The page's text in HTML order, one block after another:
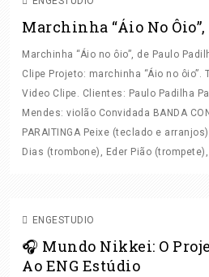
Marchinha “Áio No
Marchinha “Áio no ôio”, de Paulo
Clipe Projeto: marchinha “Áio no ôio”.
Video Clipe. Clientes: Paulo Padilha
Mendes: violão Convidada BANDA
PARAITINGA Peixe (teclado e
Dias (trombone), Eder Pião (trompete),
EDIÇÕES FINALIZAÇÃO
ENGESTUDIO
🎧 Mundo Nikkei: O
Ao ENG Estúdio